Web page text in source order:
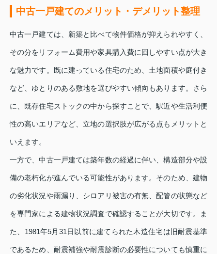
中古一戸建てのメリット・デメリット整理
中古一戸建ては、新築と比べて物件価格が抑えられやすく、
その分をリフォーム費用や家具購入費に回しやすい点が大き
な魅力です。既に建っている住宅のため、土地面積や庭付き
など、ゆとりのある敷地を選びやすい傾向もあります。さら
に、既存住宅ストックの中から探すことで、駅近や生活利便
性の高いエリアなど、立地の選択肢が広がる点もメリットと
いえます。
一方で、中古一戸建ては築年数の経過に伴い、構造部分や設
備の老朽化が進んでいる可能性があります。そのため、建物
の劣化状況や雨漏り、シロアリ被害の有無、配管の状態など
を専門家による建物状況調査で確認することが大切です。ま
た、1981年5月31日以前に建てられた木造住宅は旧耐震基準
であるため、耐震補強や耐震診断の必要性についても慎重に